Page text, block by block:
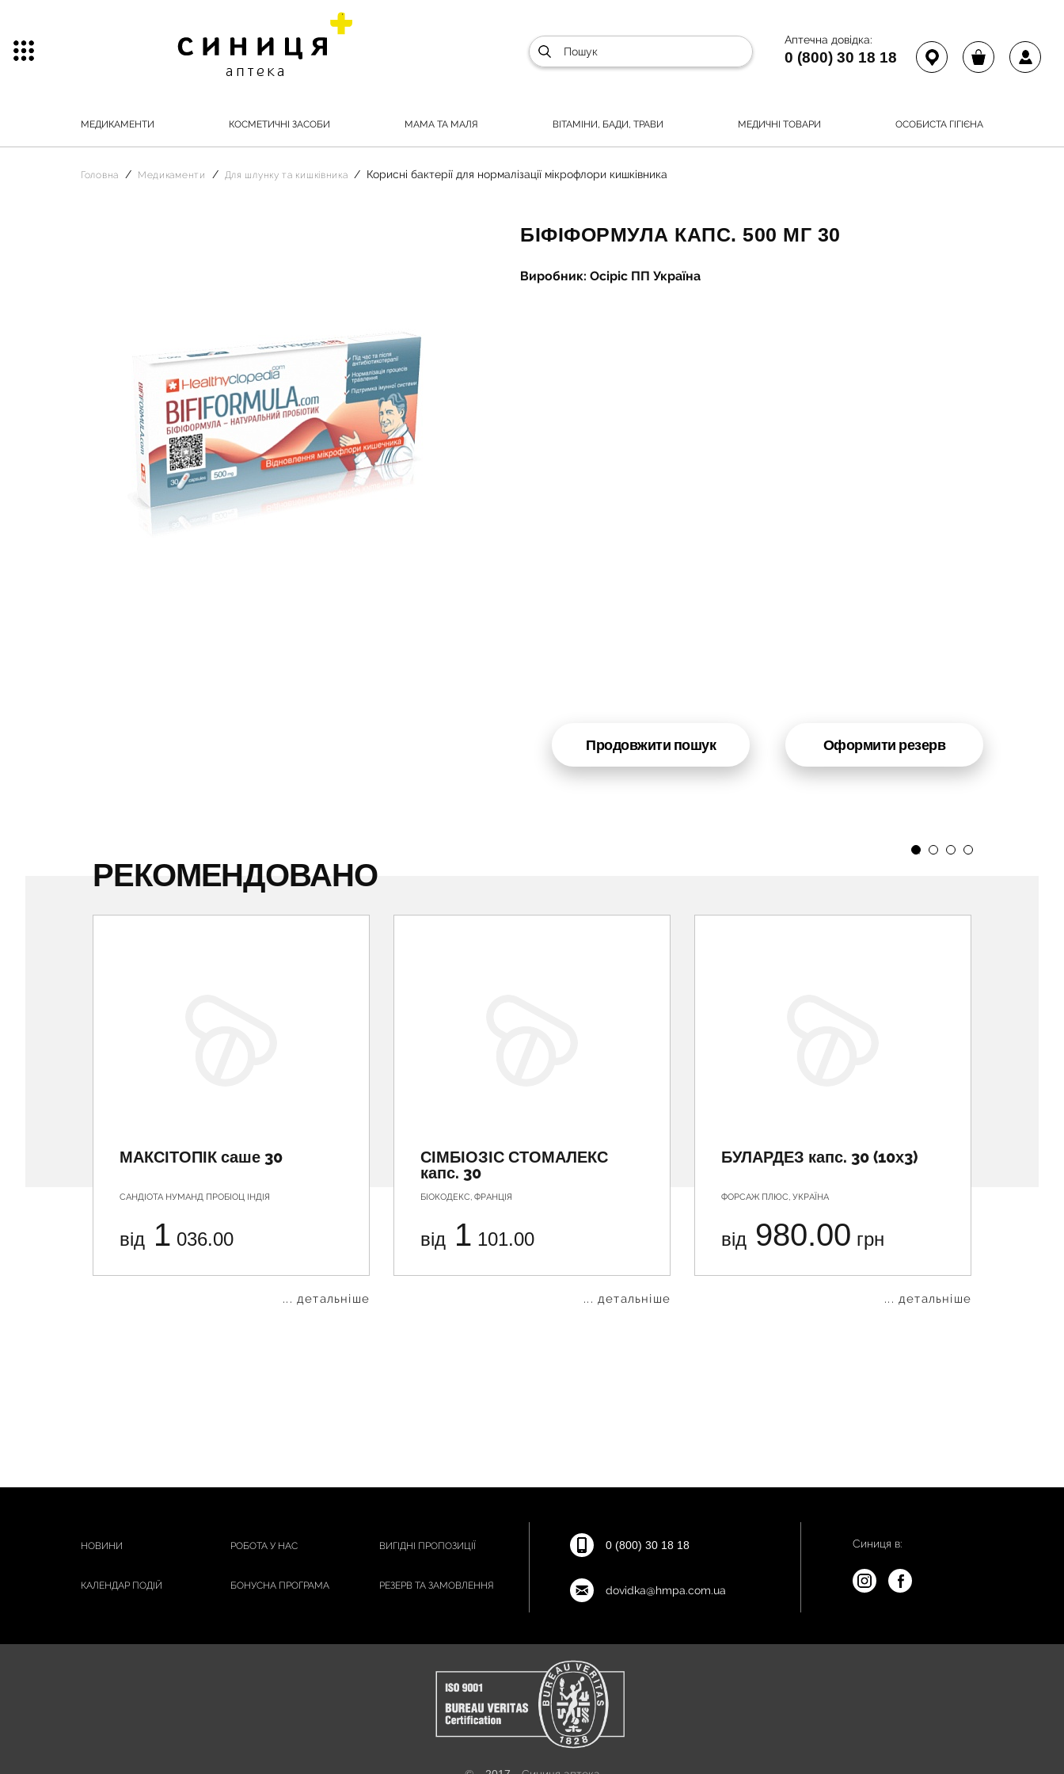
Аптечна довідка:
0 (800) 30 18 18
МЕДИКАМЕНТИ КОСМЕТИЧНІ ЗАСОБИ МАМА ТА МАЛЯ ВІТАМІНИ, БАДИ, ТРАВИ МЕДИЧНІ ТОВАРИ ОСОБИСТА ГІГІЄНА
Головна Медикаменти Для шлунку та кишківника Корисні бактерії для нормалізації мікрофлори кишківника
БІФІФОРМУЛА КАПС. 500 МГ 30
Виробник: Осіріс ПП Україна
Продовжити пошук Оформити резерв
РЕКОМЕНДОВАНО
МАКСІТОПІК саше 30
САНДІОТА НУМАНД ПРОБІОЦ ІНДІЯ
від 1 036.00
... детальніше
СІМБІОЗІС СТОМАЛЕКС
капс. 30
БІОКОДЕКС, ФРАНЦІЯ
від 1 101.00
... детальніше
БУЛАРДЕЗ капс. 30 (10х3)
ФОРСАЖ ПЛЮС, УКРАЇНА
від 980.00 грн
... детальніше
НОВИНИ РОБОТА У НАС ВИГІДНІ ПРОПОЗИЦІЇ
КАЛЕНДАР ПОДІЙ БОНУСНА ПРОГРАМА РЕЗЕРВ ТА ЗАМОВЛЕННЯ
0 (800) 30 18 18
dovidka@hmpa.com.ua
Синиця в: